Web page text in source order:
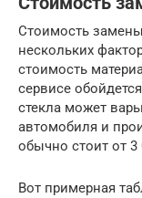
Стоимость
нескольких
стоимость
сервисе
стекла может
автомобиля и
обычно стоит от 3
Вот примерная